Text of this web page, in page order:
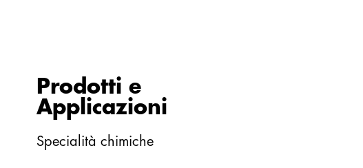
Prodotti e
Applicazioni
Specialità chimiche